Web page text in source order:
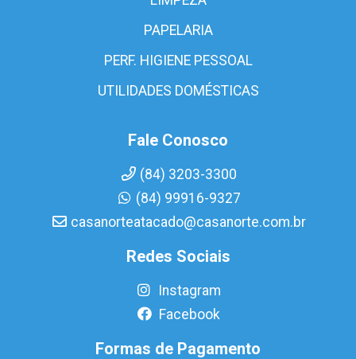
PAPELARIA
PERF. HIGIENE PESSOAL
UTILIDADES DOMÉSTICAS
Fale Conosco
(84) 3203-3300
(84) 99916-9327
casanorteatacado@casanorte.com.br
Redes Sociais
Instagram
Facebook
Formas de Pagamento